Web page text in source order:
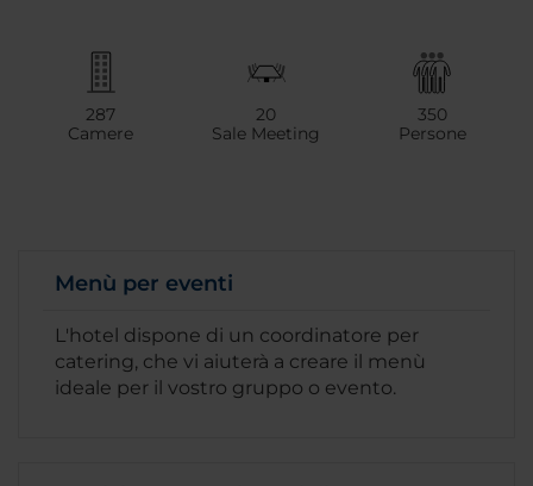
287
Camere
20
Sale Meeting
350
Persone
Menù per eventi
L'hotel dispone di un coordinatore per
catering, che vi aiuterà a creare il menù
ideale per il vostro gruppo o evento.